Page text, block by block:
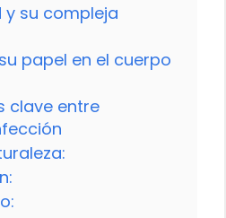
y su compleja
papel en el cuerpo
clave entre